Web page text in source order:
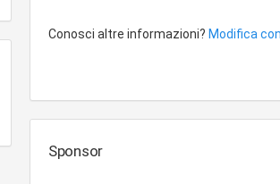
Conosci altre informazioni? Modifica
Sponsor